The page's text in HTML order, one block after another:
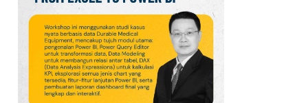
Krisis Migrasi Ancam
Status Maroko sebagai
Tuan Rumah Piala Dunia
2030